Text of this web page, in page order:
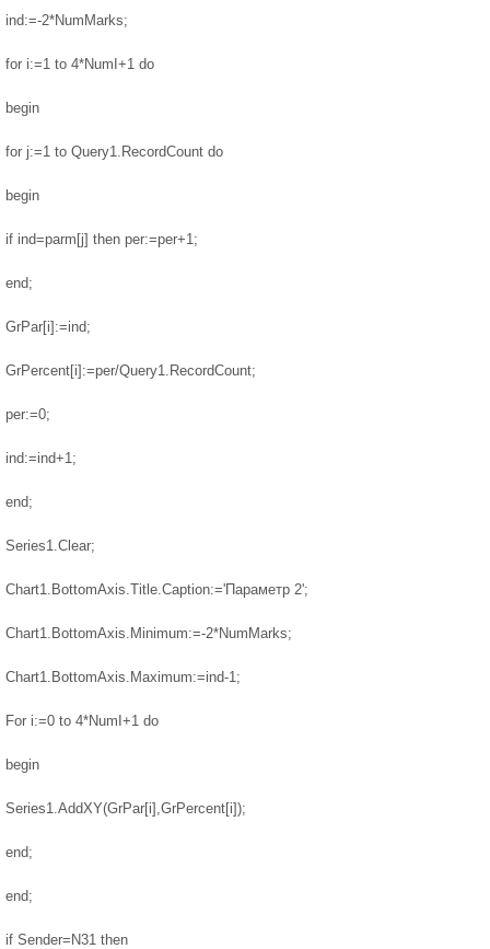
ind:=-2*NumMarks;
for i:=1 to 4*NumI+1 do
begin
for j:=1 to Query1.RecordCount do
begin
if ind=parm[j] then per:=per+1;
end;
GrPar[i]:=ind;
GrPercent[i]:=per/Query1.RecordCount;
per:=0;
ind:=ind+1;
end;
Series1.Clear;
Chart1.BottomAxis.Title.Caption:='Параметр 2';
Chart1.BottomAxis.Minimum:=-2*NumMarks;
Chart1.BottomAxis.Maximum:=ind-1;
For i:=0 to 4*NumI+1 do
begin
Series1.AddXY(GrPar[i],GrPercent[i]);
end;
end;
if Sender=N31 then